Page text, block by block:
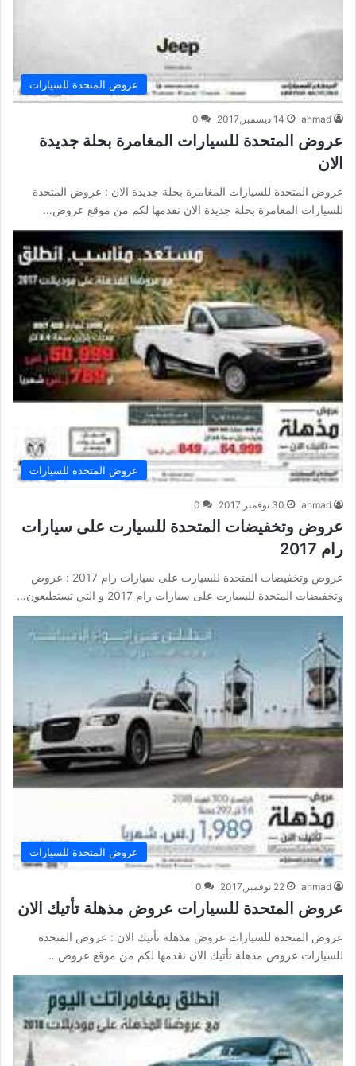
عروض المتحدة للسيارات
ahmad 14 ديسمبر,2017 0
عروض المتحدة للسيارات المغامرة بحلة جديدة
الان
عروض المتحدة للسيارات المغامرة بحلة جديدة الان : عروض المتحدة
للسيارات المغامرة بحلة جديدة الان نقدمها لكم من موقع عروض…
عروض المتحدة للسيارات
ahmad 30 نوفمبر,2017 0
عروض وتخفيضات المتحدة للسيارت على سيارات
رام 2017
عروض وتخفيضات المتحدة للسيارت على سيارات رام 2017 : عروض
وتخفيضات المتحدة للسيارت على سيارات رام 2017 و التي تستطيعون…
عروض المتحدة للسيارات
ahmad 22 نوفمبر,2017 0
عروض المتحدة للسيارات عروض مذهلة تأتيك الان
عروض المتحدة للسيارات عروض مذهلة تأتيك الان : عروض المتحدة
للسيارات عروض مذهلة تأتيك الان نقدمها لكم من موقع عروض…